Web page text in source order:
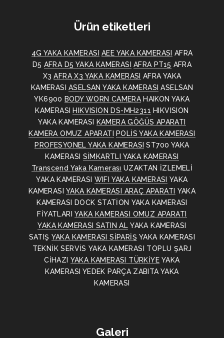
Ürün etiketleri
4G YAKA KAMERASI AEE YAKA KAMERASI AFRA
D5 AFRA D5 YAKA KAMERASI AFRA PT15 AFRA
X3 AFRA X3 YAKA KAMERASI AFRA YAKA
KAMERASI ASELSAN YAKA KAMERASI ASELSAN
YK6900 BODY WORN CAMERA HAIKON YAKA
KAMERASI
HIKVISION DS-MH2311 HIKVISION
YAKA KAMERASI
KAMERA GÖĞÜS APARATI
KAMERA OMUZ APARATI
POLİS YAKA KAMERASI
PROFESYONEL YAKA KAMERASI ST700 YAKA
KAMERASI SİMKARTLI YAKA KAMERASI
Transcend Yaka Kamerası UZAKTAN İZLEMELİ
YAKA KAMERASI WIFI YAKA KAMERASI YAKA
KAMERASI YAKA KAMERASI ARAÇ APARATI YAKA
KAMERASI DOCK STATİON YAKA KAMERASI
FİYATLARI YAKA KAMERASI OMUZ APARATI
YAKA KAMERASI SATIN AL YAKA KAMERASI
SATIŞ YAKA KAMERASI SİPARİŞ YAKA KAMERASI
TEKNİK SERVİS YAKA KAMERASI TOPLU ŞARJ
CİHAZI YAKA KAMERASI TÜRKİYE YAKA
KAMERASI YEDEK PARÇA ZABITA YAKA
KAMERASI
Galeri